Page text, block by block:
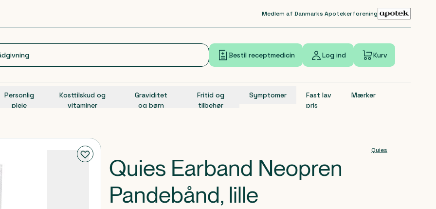
Medlem af Danmarks Apotekerforening
Bestil receptmedicin Log ind Kurv
Personlig
pleje
Kosttilskud og
vitaminer
Graviditet
og børn
Fritid og
tilbehør
Symptomer
Fast lav
pris
Mærker
Quies
Quies Earband Neopren
Pandebånd, lille